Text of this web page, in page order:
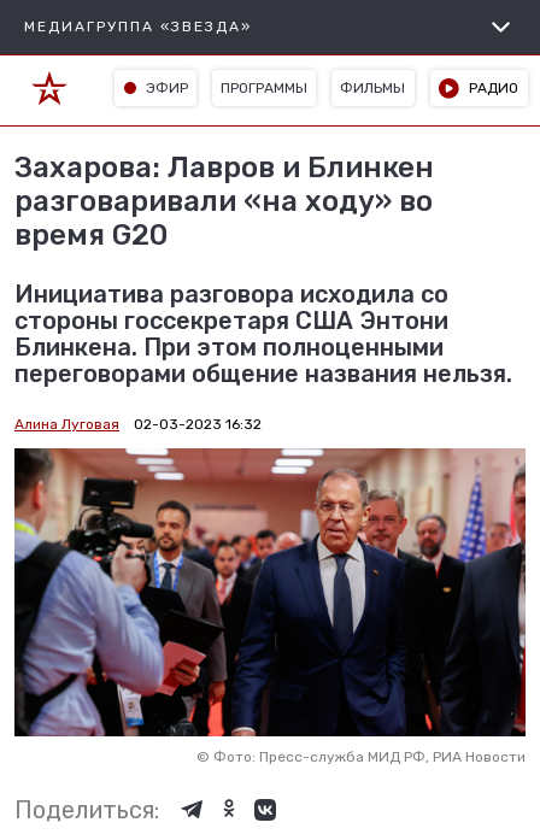
МЕДИАГРУППА «ЗВЕЗДА»
ЭФИР ПРОГРАММЫ ФИЛЬМЫ РАДИО
Захарова: Лавров и Блинкен
разговаривали «на ходу» во
время G20
Инициатива разговора исходила со
стороны госсекретаря США Энтони
Блинкена. При этом полноценными
переговорами общение названия нельзя.
Алина Луговая 02-03-2023 16:32
© Фото: Пресс-служба МИД РФ, РИА Новости
Поделиться: